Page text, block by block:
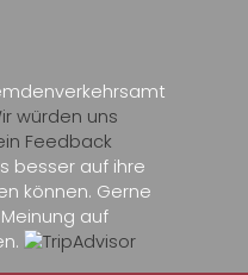
würden uns
Feedback
besser auf ihre
können. Gerne
auf